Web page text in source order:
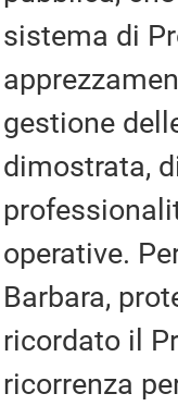
sistema di
gestione
dimostrata,
operative.
Barbara,
ricordato il
ricorrenza